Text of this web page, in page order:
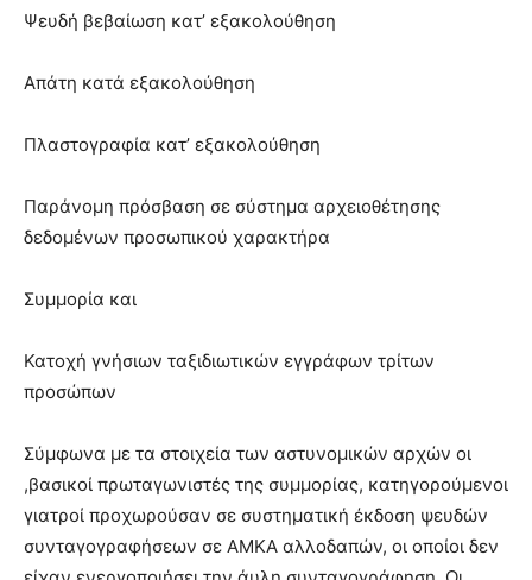
Ψευδή βεβαίωση κατ’ εξακολούθηση
Απάτη κατά εξακολούθηση
Πλαστογραφία κατ’ εξακολούθηση
Παράνομη πρόσβαση σε σύστημα αρχειοθέτησης
δεδομένων προσωπικού χαρακτήρα
Συμμορία και
Κατοχή γνήσιων ταξιδιωτικών εγγράφων τρίτων
προσώπων
Σύμφωνα με τα στοιχεία των αστυνομικών αρχών οι
,βασικοί πρωταγωνιστές της συμμορίας, κατηγορούμενοι
γιατροί προχωρούσαν σε συστηματική έκδοση ψευδών
συνταγογραφήσεων σε ΑΜΚΑ αλλοδαπών, οι οποίοι δεν